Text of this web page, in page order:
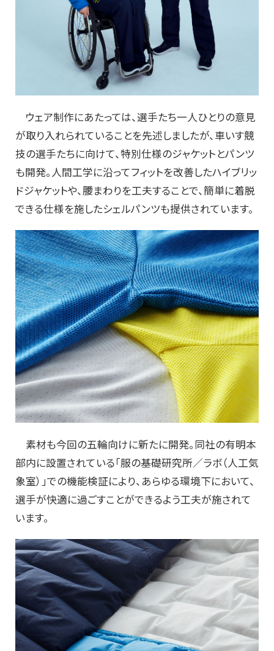
ウェア制作にあたっては、選手たち一人ひとりの意見
が取り入れられていることを先述しましたが、車いす競
技の選手たちに向けて、特別仕様のジャケットとパンツ
も開発。人間工学に沿ってフィットを改善したハイブリッ
ドジャケットや、腰まわりを工夫することで、簡単に着脱
できる仕様を施したシェルパンツも提供されています。
素材も今回の五輪向けに新たに開発。同社の有明本
部内に設置されている「服の基礎研究所／ラボ（人工気
象室）」での機能検証により、あらゆる環境下において、
選手が快適に過ごすことができるよう工夫が施されて
います。